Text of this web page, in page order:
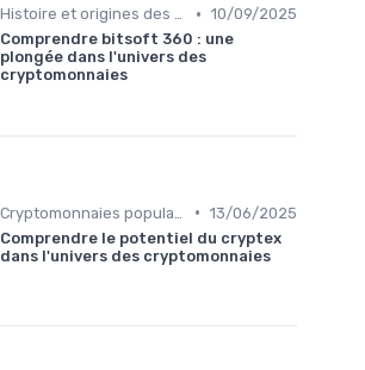
Histoire et origines des cryptomonnaies • 10/09/2025
Comprendre bitsoft 360 : une
plongée dans l'univers des
cryptomonnaies
• 13/06/2025
Comprendre le potentiel du cryptex
dans l'univers des cryptomonnaies